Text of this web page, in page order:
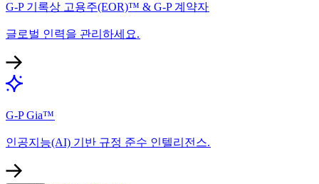
G-P 기록상 고용주(EOR)™ & G-P 계약자​​
글로벌 인력을 관리하세요.​​
G-P Gia™​​
인공지능(AI) 기반 규정 준수 인텔리전스.​​